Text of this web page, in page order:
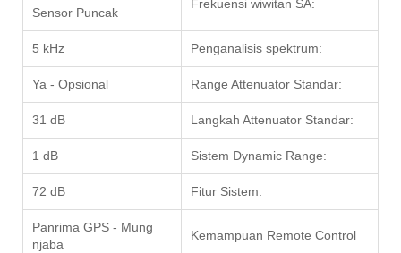
Sensor Puncak
Frekuensi wiwitan SA:
5 kHz Penganalisis spektrum:
Ya - Opsional Range Attenuator Standar:
31 dB Langkah Attenuator Standar:
1 dB Sistem Dynamic Range:
72 dB Fitur Sistem:
Panrima GPS - Mung
njaba
Kemampuan Remote Control